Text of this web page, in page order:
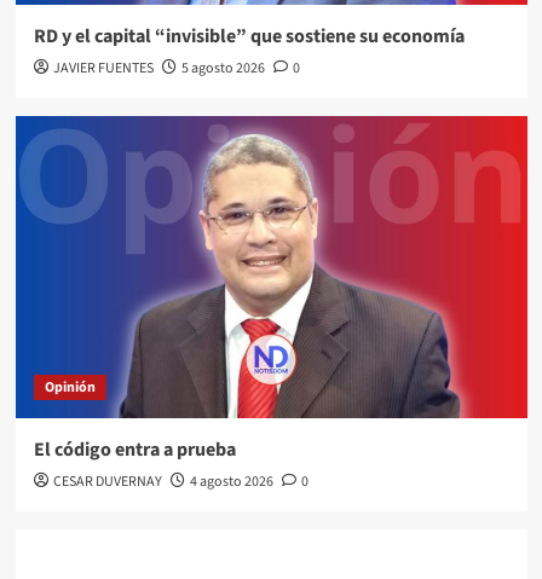
RD y el capital “invisible” que sostiene su economía
JAVIER FUENTES 5 agosto 2026 0
Opinión
El código entra a prueba
CESAR DUVERNAY 4 agosto 2026 0